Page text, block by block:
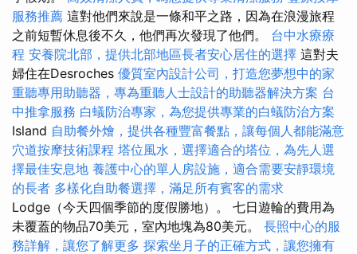
服務推薦 這對他們來說是一條和平之路，因為在浪漫旅程
之前短暫休息後不久，他們再次發現了他們。 台中水療療
程 安養院北部，提供北部地區長者安心居住的選擇 這對夫
婦住在Desroches 優質室內設計公司，打造您夢想中的家
重聽專用助聽器，專為重聽人士設計的助聽器解決方案 台
中推拿服務 白蟻防治專家，為您提供專業的白蟻防治方案
Island 自助餐外燴，提供各種豐富餐點，讓每個人都能滿意
穴道按摩技術課程 塔位風水，選擇適合的塔位，為先人選
擇最佳安息地 養護中心的單人房設施，適合需要安靜環境
的長者 多樣化自助餐選擇，滿足所有賓客的需求
Lodge（今天四個季節的度假勝地）。 七日遊輪的費用為
未覆蓋的物品70美元，室內地塊為80美元。 長照中心的服
務詳解，讓您了解更多 探索坐月子的正確方式，讓您擁有